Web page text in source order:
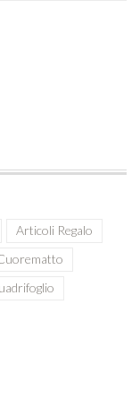
Articoli Regalo